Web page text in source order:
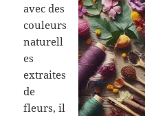
avec des
couleurs
naturell
es
extraites
de
fleurs, il